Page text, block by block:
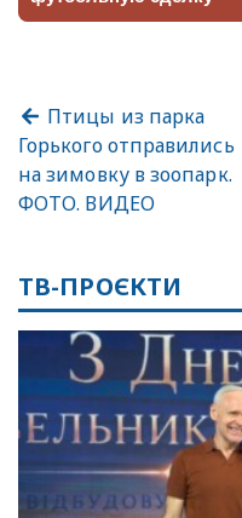
Птицы из парка
Горького отправились
на зимовку в зоопарк.
ФОТО. ВИДЕО
ТВ-ПРОЄКТИ